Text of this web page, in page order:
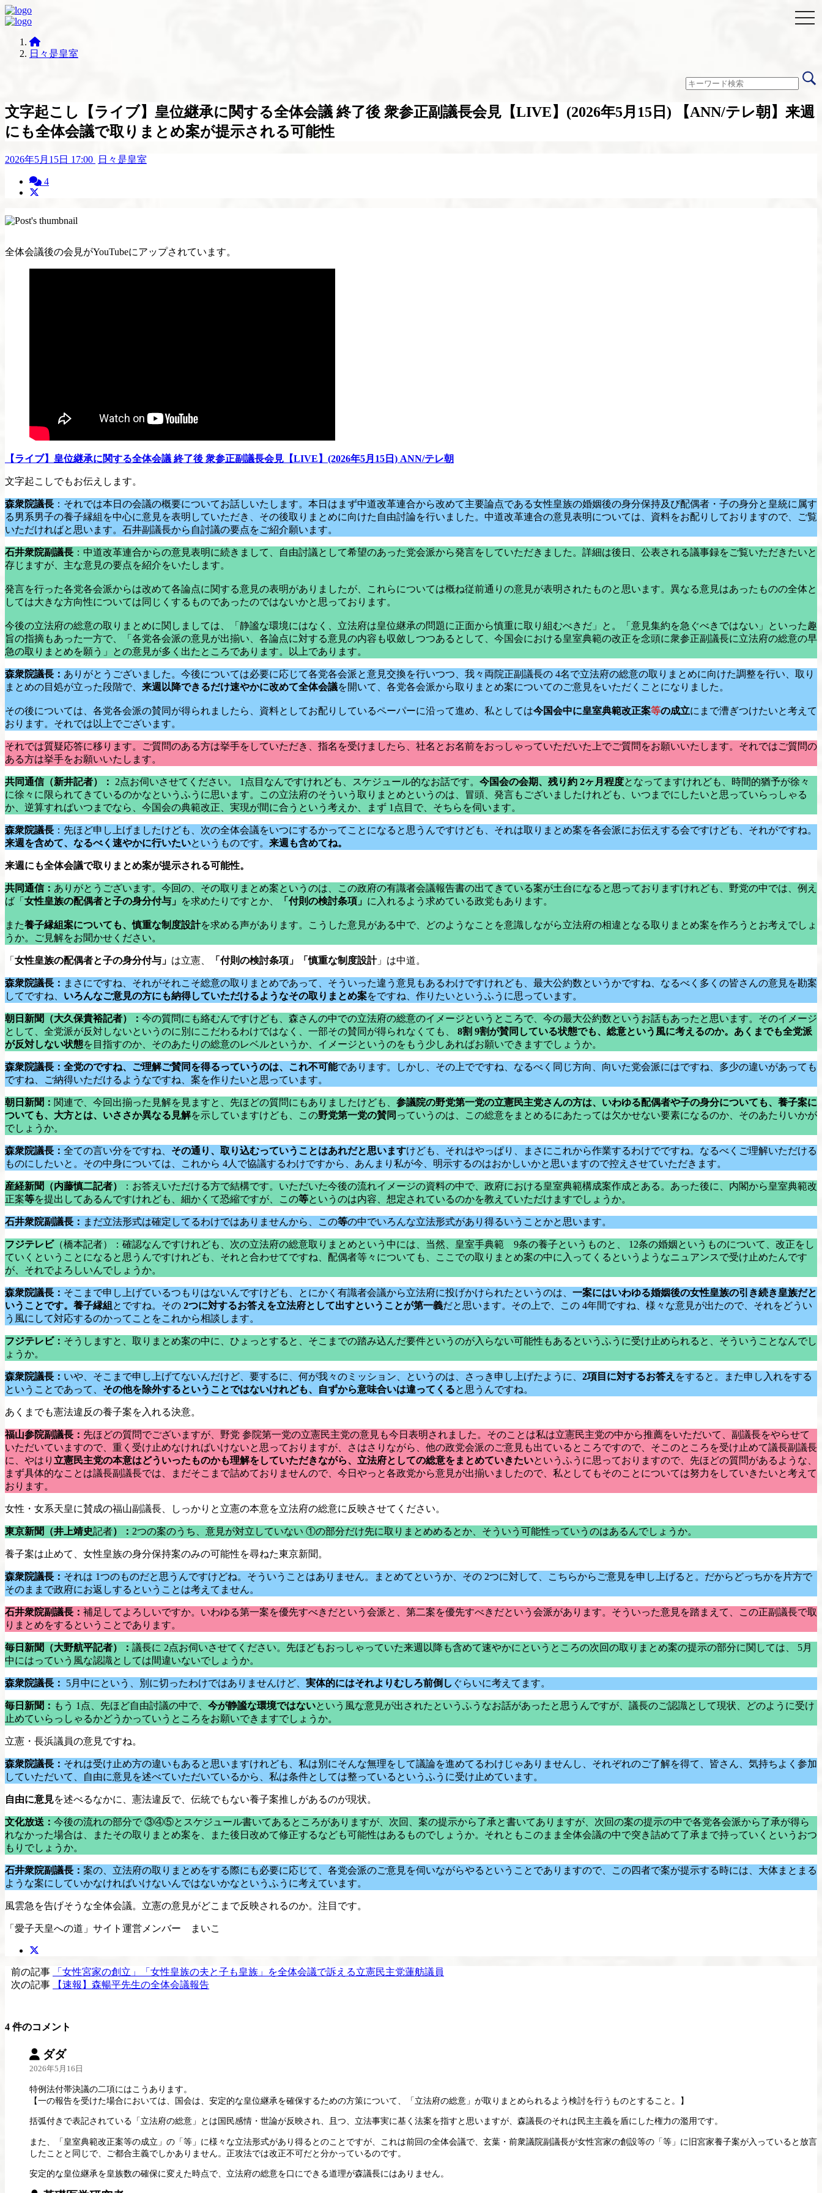
日々是皇室
文字起こし【ライブ】皇位継承に関する全体会議 終了後 衆参正副議長会見【LIVE】(2026年5月15日) 【ANN/テレ朝】来週
にも全体会議で取りまとめ案が提示される可能性
2026年5月15日 17:00 日々是皇室
4
全体会議後の会見がYouTubeにアップされています。
【ライブ】皇位継承に関する全体会議 終了後 衆参正副議長会見【LIVE】(2026年5月15日) ANN/テレ朝
文字起こしでもお伝えします。
森衆院議長 ：それでは本日の会議の概要についてお話しいたします。本日はまず中道改革連合から改めて主要論点である女性皇族の婚姻後の身分保持及び配偶者・子の身分と皇統に属す
る男系男子の養子縁組を中心に意見を表明していただき、その後取りまとめに向けた自由討論を行いました。中道改革連合の意見表明については、資料をお配りしておりますので、ご覧
いただければと思います。石井副議長から自討議の要点をご紹介願います。
石井衆院副議長 ：中道改革連合からの意見表明に続きまして、自由討議として希望のあった党会派から発言をしていただきました。詳細は後日、公表される議事録をご覧いただきたいと
存じますが、主な意見の要点を紹介をいたします。
発言を行った各党各会派からは改めて各論点に関する意見の表明がありましたが、これらについては概ね従前通りの意見が表明されたものと思います。異なる意見はあったものの全体と
しては大きな方向性については同じくするものであったのではないかと思っております。
今後の立法府の総意の取りまとめに関しましては、「静謐な環境にはなく、立法府は皇位継承の問題に正面から慎重に取り組むべきだ」と。「意見集約を急ぐべきではない」といった趣
旨の指摘もあった一方で、「各党各会派の意見が出揃い、各論点に対する意見の内容も収斂しつつあるとして、今国会における皇室典範の改正を念頭に衆参正副議長に立法府の総意の早
急の取りまとめを願う」との意見が多く出たところであります。以上であります。
森衆院議長： ありがとうございました。今後については必要に応じて各党各会派と意見交換を行いつつ、我々両院正副議長の 4名で立法府の総意の取りまとめに向けた調整を行い、取り
まとめの目処が立った段階で、 来週以降できるだけ速やかに改めて全体会議を開いて、各党各会派から取りまとめ案についてのご意見をいただくことになりました。
その後については、各党各会派の賛同が得られましたら、資料としてお配りしているペーパーに沿って進め、私としては今国会中に皇室典範改正案等の成立にまで漕ぎつけたいと考えて
おります。それでは以上でございます。
それでは質疑応答に移ります。ご質問のある方は挙手をしていただき、指名を受けましたら、社名とお名前をおっしゃっていただいた上でご質問をお願いいたします。それではご質問の
ある方は挙手をお願いいたします。
共同通信（新井記者）： 2点お伺いさせてください。 1点目なんですけれども、スケジュール的なお話です。 今国会の会期、残り約 2ヶ月程度となってますけれども、時間的猶予が徐々
に徐々に限られてきているのかなというふうに思います。この立法府のそういう取りまとめというのは、冒頭、発言もございましたけれども、いつまでにしたいと思っていらっしゃる
か、逆算すればいつまでなら、今国会の典範改正、実現が間に合うという考えか、まず 1点目で、そちらを伺います。
森衆院議長 ：先ほど申し上げましたけども、次の全体会議をいつにするかってことになると思うんですけども、それは取りまとめ案を各会派にお伝えする会ですけども、それがですね。
来週を含めて、なるべく速やかに行いたいというものです。 来週も含めてね。
来週にも全体会議で取りまとめ案が提示される可能性。
共同通信： ありがとうございます。今回の、その取りまとめ案というのは、この政府の有識者会議報告書の出てきている案が土台になると思っておりますけれども、野党の中では、例え
ば「 女性皇族の配偶者と子の身分付与」 を求めたりですとか、 「付則の検討条項」 に入れるよう求めている政党もあります。
また養子縁組案についても、慎重な制度設計を求める声があります。こうした意見がある中で、どのようなことを意識しながら立法府の相違となる取りまとめ案を作ろうとお考えでしょ
うか。ご見解をお聞かせください。
「 女性皇族の配偶者と子の身分付与」 は立憲、 「付則の検討条項」「慎重な制度設計」は中道。
森衆院議長： まさにですね、それがそれこそ総意の取りまとめであって、そういった違う意見もあるわけですけれども、最大公約数というかですね、なるべく多くの皆さんの意見を勘案
してですね、 いろんなご意見の方にも納得していただけるようなその取りまとめ案をですね、作りたいというふうに思っています。
朝日新聞（大久保貴裕記者）： 今の質問にも絡むんですけども、森さんの中での立法府の総意のイメージというところで、今の最大公約数というお話もあったと思います。そのイメージ
として、全党派が反対しないというのに別にこだわるわけではなく、一部その賛同が得られなくても、 8割 9割が賛同している状態でも、総意という風に考えるのか。あくまでも全党派
が反対しない状態を目指すのか、そのあたりの総意のレベルというか、イメージというのをもう少しあればお願いできますでしょうか。
森衆院議長：全党のですね、ご理解ご賛同を得るっていうのは、これ不可能であります。しかし、その上でですね、なるべく同じ方向、向いた党会派にはですね、多少の違いがあっても
ですね、ご納得いただけるようなですね、案を作りたいと思っています。
朝日新聞： 関連で、今回出揃った見解を見ますと、先ほどの質問にもありましたけども、 参議院の野党第一党の立憲民主党さんの方は、いわゆる配偶者や子の身分についても、養子案に
ついても、大方とは、いささか異なる見解を示していますけども、この野党第一党の賛同 っていうのは、この総意をまとめるにあたっては欠かせない要素になるのか、そのあたりいかが
でしょうか。
森衆院議長： 全ての言い分をですね、 その通り、取り込むっていうことはあれだと思いますけども、それはやっぱり、まさにこれから作業するわけでですね。なるべくご理解いただける
ものにしたいと。その中身については、これから 4人で協議するわけですから、あんまり私が今、明示するのはおかしいかと思いますので控えさせていただきます。
産経新聞（内藤慎二記者）
：お答えいただける方で結構です。いただいた今後の流れイメージの資料の中で、政府における皇室典範構成案作成とある。あった後に、内閣から皇室典範改
正案等を提出してあるんですけれども、細かくて恐縮ですが、この等というのは内容、想定されているのかを教えていただけますでしょうか。
石井衆院副議長： まだ立法形式は確定してるわけではありませんから、この等の中でいろんな立法形式があり得るいうことかと思います。
フジテレビ（橋本記者）：確認なんですけれども、次の立法府の総意取りまとめという中には、当然、皇室手典範 9条の養子というものと、 12条の婚姻というものについて、改正をし
ていくということになると思うんですけれども、それと合わせてですね、配偶者等々についても、ここでの取りまとめ案の中に入ってくるというようなニュアンスで受け止めたんです
が、それでよろしいんでしょうか。
森衆院議長： そこまで申し上げているつもりはないんですけども、とにかく有識者会議から立法府に投げかけられたというのは、 一案にはいわゆる婚姻後の女性皇族の引き続き皇族だと
いうことです。養子縁組 とですね。その 2つに対するお答えを立法府として出すということが第一義だと思います。その上で、この 4年間ですね、様々な意見が出たので、それをどうい
う風にして対応するのかってことをこれから相談します。
フジテレビ： そうしますと、取りまとめ案の中に、ひょっとすると、そこまでの踏み込んだ要件というのが入らない可能性もあるというふうに受け止められると、そういうことなんでし
ょうか。
森衆院議長： いや、そこまで申し上げてないんだけど、要するに、何が我々のミッション、というのは、さっき申し上げたように、 2項目に対するお答え をすると。また申し入れをする
ということであって、 その他を除外するということではないけれども、自ずから意味合いは違ってくると思うんですね。
あくまでも憲法違反の養子案を入れる決意。
福山参院副議長： 先ほどの質問でございますが、野党 参院第一党の立憲民主党の意見も今日表明されました。そのことは私は立憲民主党の中から推薦をいただいて、副議長をやらせて
いただいていますので、重く受け止めなければいけないと思っておりますが、さはさりながら、他の政党会派のご意見も出ているところですので、そこのところを受け止めて議長副議長
に、やはり 立憲民主党の本意はどういったものかも理解をしていただきながら、立法府としての総意をまとめていきたいというふうに思っておりますので、先ほどの質問があるような、
まず具体的なことは議長副議長では、まだそこまで詰めておりませんので、今日やっと各政党から意見が出揃いましたので、私としてもそのことについては努力をしていきたいと考えて
おります。
女性・女系天皇に賛成の福山副議長、しっかりと立憲の本意を立法府の総意に反映させてください。
東京新聞（井上靖史記者）： 2つの案のうち、意見が対立していない ①の部分だけ先に取りまとめめるとか、そういう可能性っていうのはあるんでしょうか。
養子案は止めて、女性皇族の身分保持案のみの可能性を尋ねた東京新聞。
森衆院議長： それは 1つのものだと思うんですけどね。そういうことはありません。まとめてというか、その 2つに対して、こちらからご意見を申し上げると。だからどっちかを片方で
そのままで政府にお返しするということは考えてません。
石井衆院副議長： 補足してよろしいですか。いわゆる第一案を優先すべきだという会派と、第二案を優先すべきだという会派があります。そういった意見を踏まえて、この正副議長で取
りまとめをするということであります。
毎日新聞（大野航平記者）： 議長に 2点お伺いさせてください。先ほどもおっしゃっていた来週以降も含めて速やかにというところの次回の取りまとめ案の提示の部分に関しては、 5月
中にはっていう風な認識としては間違いないでしょうか。
森衆院議長： 5月中にという、別に切ったわけではありませんけど、 実体的にはそれよりむしろ前倒し ぐらいに考えてます。
毎日新聞： もう 1点、先ほど自由討議の中で、 今が静謐な環境ではないという風な意見が出されたというふうなお話があったと思うんですが、議長のご認識として現状、どのように受け
止めていらっしゃるかどうかっていうところをお願いできますでしょうか。
立憲・長浜議員の意見ですね。
森衆院議長： それは受け止め方の違いもあると思いますけれども、私は別にそんな無理をして議論を進めてるわけじゃありませんし、それぞれのご了解を得て、皆さん、気持ちよく参加
していただいて、自由に意見を述べていただいているから、私は条件としては整っているというふうに受け止めています。
自由に意見を述べるなかに、憲法違反で、伝統でもない養子案推しがあるのが現状。
文化放送： 今後の流れの部分で ③④⑤とスケジュール書いてあるところがありますが、次回、案の提示から了承と書いてありますが、次回の案の提示の中で各党各会派から了承が得ら
れなかった場合は、またその取りまとめ案を、また後日改めて修正するなども可能性はあるものでしょうか。それともこのまま全体会議の中で突き詰めて了承まで持っていくというおつ
もりでしょうか。
石井衆院副議長： 案の、立法府の取りまとめをする際にも必要に応じて、各党会派のご意見を伺いながらやるということでありますので、この四者で案が提示する時には、大体まとまる
ような案にしていかなければいけないんではないかなというふうに考えています。
風雲急を告げそうな全体会議。立憲の意見がどこまで反映されるのか。注目です。
「愛子天皇への道」サイト運営メンバー まいこ
前の記事
「女性宮家の創立」「女性皇族の夫と子も皇族」を全体会議で訴える立憲民主党蓮舫議員
次の記事
【速報】森暢平先生の全体会議報告
4 件のコメント
ダダ
2026年5月16日
特例法付帯決議の二項にはこうあります。
【一の報告を受けた場合においては、国会は、安定的な皇位継承を確保するための方策について、「立法府の総意」が取りまとめられるよう検討を行うものとすること。】
括弧付きで表記されている「立法府の総意」とは国民感情・世論が反映され、且つ、立法事実に基く法案を指すと思いますが、森議長のそれは民主主義を盾にした権力の濫用です。
また、「皇室典範改正案等の成立」の「等」に様々な立法形式があり得るとのことですが、これは前回の全体会議で、玄葉・前衆議院副議長が女性宮家の創設等の「等」に旧宮家養子案が入っていると放言
したことと同じで、ご都合主義でしかありません。正攻法では改正不可だと分かっているのです。
安定的な皇位継承を皇族数の確保に変えた時点で、立法府の総意を口にできる道理が森議長にはありません。